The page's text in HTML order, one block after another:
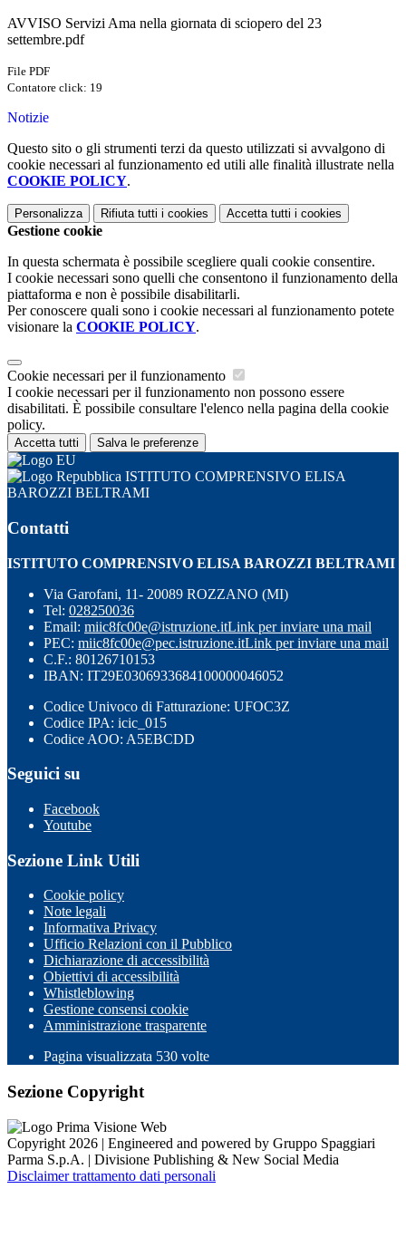
AVVISO Servizi Ama nella giornata di sciopero del 23
settembre.pdf
File PDF
Contatore click: 19
Notizie
Questo sito o gli strumenti terzi da questo utilizzati si avvalgono di
cookie necessari al funzionamento ed utili alle finalità illustrate nella
COOKIE POLICY.
Personalizza Rifiuta tutti i cookies Accetta tutti i cookies
Gestione cookie
In questa schermata è possibile scegliere quali cookie consentire.
I cookie necessari sono quelli che consentono il funzionamento della
piattaforma e non è possibile disabilitarli.
Per conoscere quali sono i cookie necessari al funzionamento potete
visionare la COOKIE POLICY.
Cookie necessari per il funzionamento
I cookie necessari per il funzionamento non possono essere
disabilitati. È possibile consultare l'elenco nella pagina della cookie
policy.
Accetta tutti Salva le preferenze
ISTITUTO COMPRENSIVO ELISA
BAROZZI BELTRAMI
Contatti
ISTITUTO COMPRENSIVO ELISA BAROZZI BELTRAMI
Via Garofani, 11- 20089 ROZZANO (MI)
Tel: 028250036
Email: miic8fc00e@istruzione.itLink per inviare una mail
PEC: miic8fc00e@pec.istruzione.itLink per inviare una mail
C.F.: 80126710153
IBAN: IT29E0306933684100000046052
Codice Univoco di Fatturazione: UFOC3Z
Codice IPA: icic_015
Codice AOO: A5EBCDD
Seguici su
Facebook
Youtube
Sezione Link Utili
Cookie policy
Note legali
Informativa Privacy
Ufficio Relazioni con il Pubblico
Dichiarazione di accessibilità
Obiettivi di accessibilità
Whistleblowing
Gestione consensi cookie
Amministrazione trasparente
Pagina visualizzata 530 volte
Sezione Copyright
Copyright 2026 | Engineered and powered by Gruppo Spaggiari
Parma S.p.A. | Divisione Publishing & New Social Media
Disclaimer trattamento dati personali